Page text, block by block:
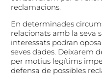
reclamacions.
En determinades
relacionats amb la seva
interessats podran
seves dades. Deixarem
per motius legítims
defensa de possibles